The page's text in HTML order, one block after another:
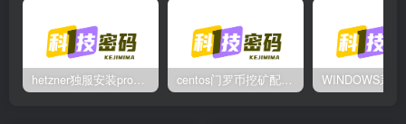
hetzner独服安装proxmox后，配置NAT网络（为单IP创建多个虚拟机做准备） centos门罗币挖矿配置过程